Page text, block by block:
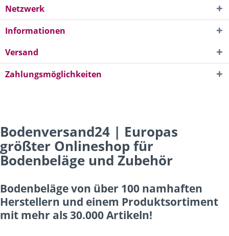
Netzwerk
Informationen
Versand
Zahlungsmöglichkeiten
Bodenversand24 | Europas
größter Onlineshop für
Bodenbeläge und Zubehör
Bodenbeläge von über 100 namhaften
Herstellern und einem Produktsortiment
mit mehr als 30.000 Artikeln!